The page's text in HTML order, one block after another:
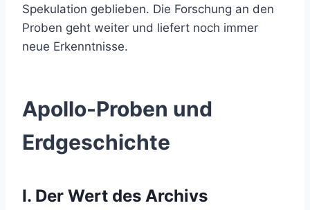
Spekulation geblieben. Die Forschung an den
Proben geht weiter und liefert noch immer
neue Erkenntnisse.
Apollo-Proben und
Erdgeschichte
I. Der Wert des Archivs